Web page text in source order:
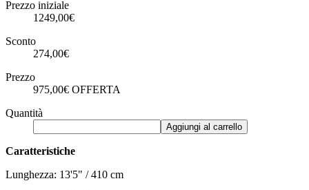
Prezzo iniziale
1249,00€
Sconto
274,00€
Prezzo
975,00€ OFFERTA
Quantità
Aggiungi al carrello
Caratteristiche
Lunghezza: 13'5" / 410 cm